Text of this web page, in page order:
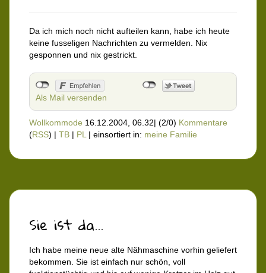
Da ich mich noch nicht aufteilen kann, habe ich heute
keine fusseligen Nachrichten zu vermelden. Nix
gesponnen und nix gestrickt.
Als Mail versenden
Wollkommode 16.12.2004, 06.32| (2/0) Kommentare
(RSS) | TB | PL | einsortiert in: meine Familie
Sie ist da...
Ich habe meine neue alte Nähmaschine vorhin geliefert
bekommen. Sie ist einfach nur schön, voll